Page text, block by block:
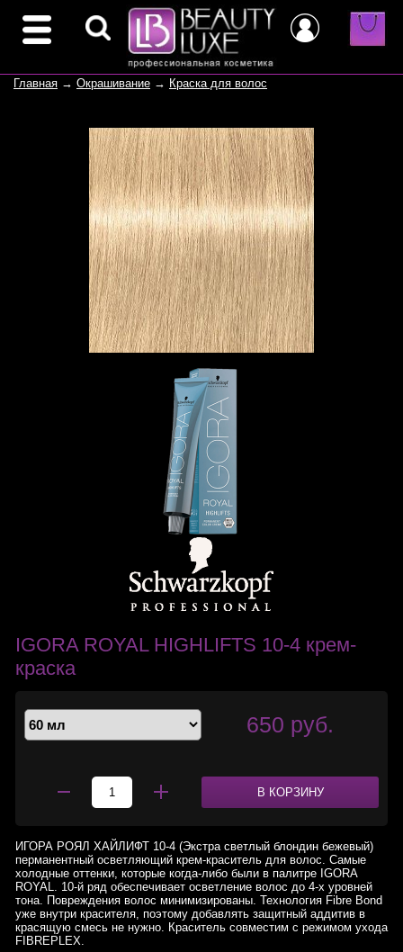
Главная → Окрашивание → Краска для волос
IGORA ROYAL HIGHLIFTS 10-4 крем-
краска
650 руб.
В КОРЗИНУ
ИГОРА РОЯЛ ХАЙЛИФТ 10-4 (Экстра светлый блондин бежевый)
перманентный осветляющий крем-краситель для волос. Самые
холодные оттенки, которые когда-либо были в палитре IGORA
ROYAL. 10-й ряд обеспечивает осветление волос до 4-х уровней
тона. Повреждения волос минимизированы. Технология Fibre Bond
уже внутри красителя, поэтому добавлять защитный аддитив в
красящую смесь не нужно. Краситель совместим с режимом ухода
FIBREPLEX.